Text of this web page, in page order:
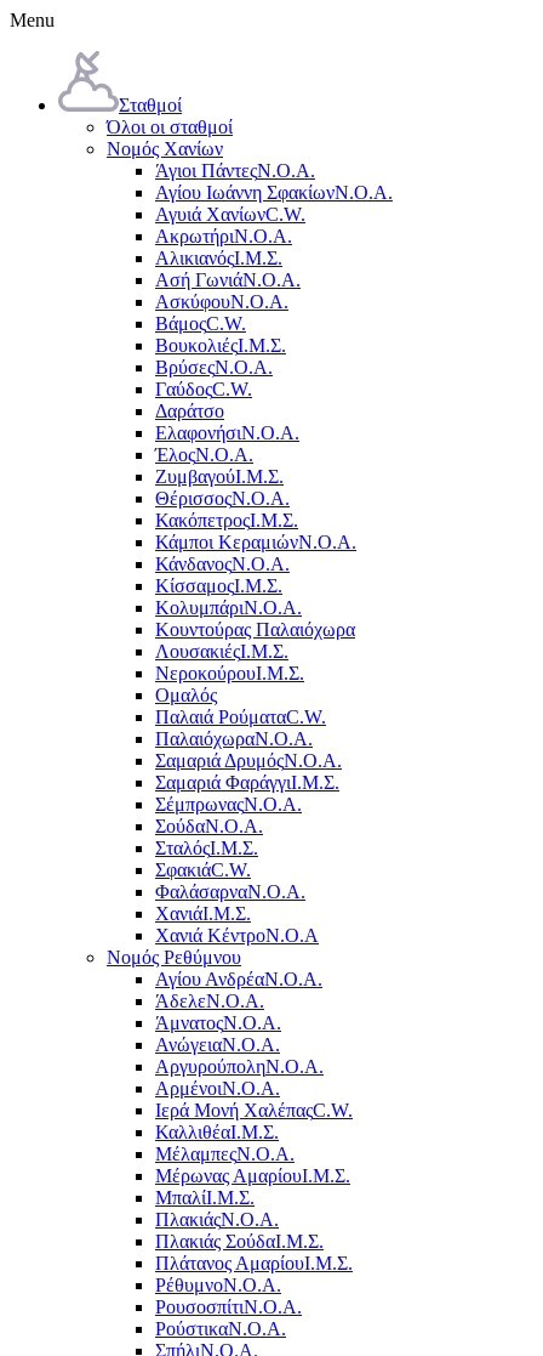
Menu
Σταθμοί
Όλοι οι σταθμοί
Νομός Χανίων
Άγιοι ΠάντεςΝ.Ο.Α.
Αγίου Ιωάννη ΣφακίωνΝ.Ο.Α.
Αγυιά ΧανίωνC.W.
ΑκρωτήριΝ.Ο.Α.
ΑλικιανόςΙ.Μ.Σ.
Ασή ΓωνιάΝ.Ο.Α.
ΑσκύφουΝ.Ο.Α.
ΒάμοςC.W.
ΒουκολιέςΙ.Μ.Σ.
ΒρύσεςΝ.Ο.Α.
ΓαύδοςC.W.
Δαράτσο
ΕλαφονήσιΝ.Ο.Α.
ΈλοςΝ.Ο.Α.
ΖυμβαγούΙ.Μ.Σ.
ΘέρισσοςΝ.Ο.Α.
ΚακόπετροςΙ.Μ.Σ.
Κάμποι ΚεραμιώνΝ.Ο.Α.
ΚάνδανοςΝ.Ο.Α.
ΚίσσαμοςΙ.Μ.Σ.
ΚολυμπάριΝ.Ο.Α.
Κουντούρας Παλαιόχωρα
ΛουσακιέςΙ.Μ.Σ.
ΝεροκούρουΙ.Μ.Σ.
Ομαλός
Παλαιά ΡούματαC.W.
ΠαλαιόχωραΝ.Ο.Α.
Σαμαριά ΔρυμόςΝ.Ο.Α.
Σαμαριά ΦαράγγιΙ.Μ.Σ.
ΣέμπρωναςΝ.Ο.Α.
ΣούδαΝ.Ο.Α.
ΣταλόςΙ.Μ.Σ.
ΣφακιάC.W.
ΦαλάσαρναΝ.Ο.Α.
ΧανιάΙ.Μ.Σ.
Χανιά ΚέντροN.O.A
Νομός Ρεθύμνου
Αγίου ΑνδρέαΝ.Ο.Α.
ΆδελεΝ.Ο.Α.
ΆμνατοςΝ.Ο.Α.
ΑνώγειαΝ.Ο.Α.
ΑργυρούποληΝ.Ο.Α.
ΑρμένοιΝ.Ο.Α.
Ιερά Μονή ΧαλέπαςC.W.
ΚαλλιθέαΙ.Μ.Σ.
ΜέλαμπεςΝ.Ο.Α.
Μέρωνας ΑμαρίουΙ.Μ.Σ.
ΜπαλίΙ.Μ.Σ.
ΠλακιάςΝ.Ο.Α.
Πλακιάς ΣούδαΙ.Μ.Σ.
Πλάτανος ΑμαρίουΙ.Μ.Σ.
ΡέθυμνοΝ.Ο.Α.
ΡουσοσπίτιΝ.Ο.Α.
ΡούστικαΝ.Ο.Α.
ΣπήλιΝ.Ο.Α.